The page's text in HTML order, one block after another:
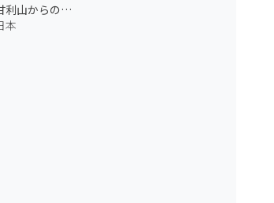
甘利山からの眺め
本